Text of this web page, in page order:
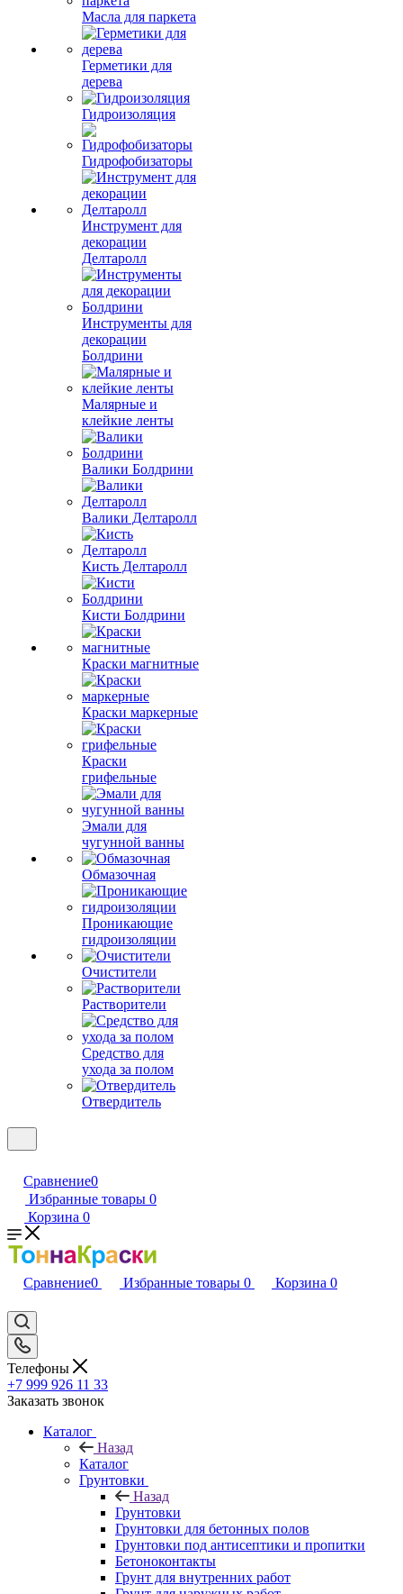
Масла для паркета
Герметики для
дерева
Гидроизоляция
Гидрофобизаторы
Инструмент для
декорации
Делтаролл
Инструменты для
декорации
Болдрини
Малярные и
клейкие ленты
Валики Болдрини
Валики Делтаролл
Кисть Делтаролл
Кисти Болдрини
Краски магнитные
Краски маркерные
Краски
грифельные
Эмали для
чугунной ванны
Обмазочная
Проникающие
гидроизоляции
Очистители
Растворители
Средство для
ухода за полом
Отвердитель
Сравнение0
Избранные товары 0
Корзина 0
Сравнение0 Избранные товары 0 Корзина 0
Телефоны
+7 999 926 11 33
Заказать звонок
Каталог
Назад
Каталог
Грунтовки
Назад
Грунтовки
Грунтовки для бетонных полов
Грунтовки под антисептики и пропитки
Бетоноконтакты
Грунт для внутренних работ